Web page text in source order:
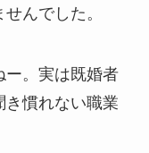
んでした。
ー。実は既婚者
き慣れない職業